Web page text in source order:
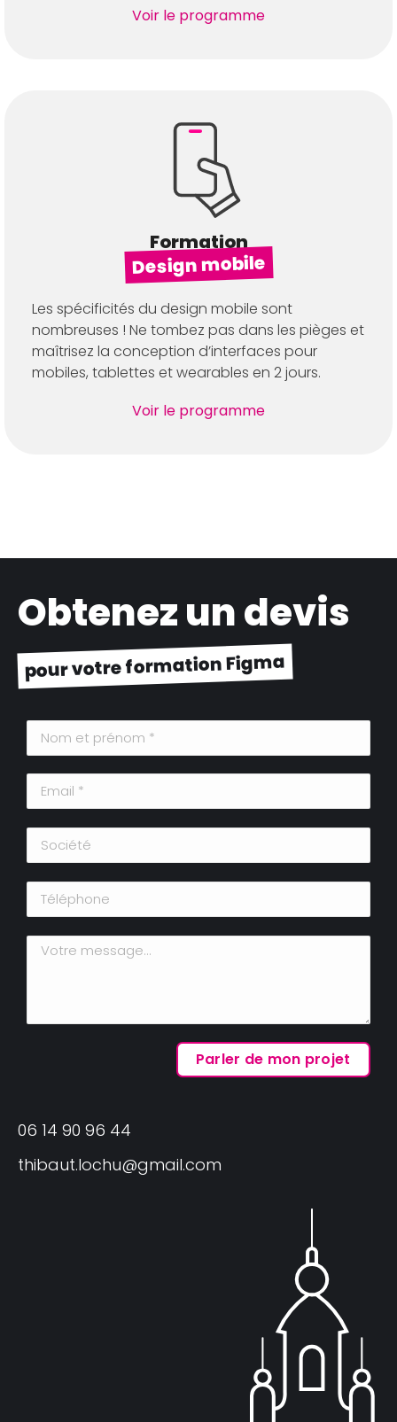
Voir le programme
Formation
Design mobile
Les spécificités du design mobile sont
nombreuses ! Ne tombez pas dans les pièges et
maîtrisez la conception d’interfaces pour
mobiles, tablettes et wearables en 2 jours.
Voir le programme
Obtenez un devis
pour votre formation Figma
06 14 90 96 44
thibaut.lochu@gmail.com